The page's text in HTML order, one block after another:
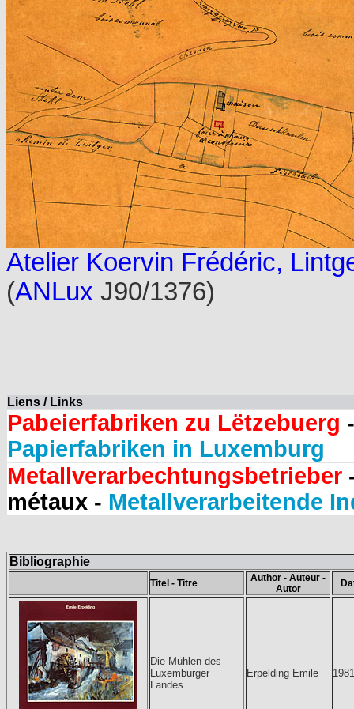
Atelier Koervin Frédéric,
(ANLux J90/1376)
Liens / Links
Pabeierfabriken zu Lëtzebuerg
Papierfabriken in Luxemburg
Metallverarbechtungsbetrieber
métaux - Metallverarbeitende
Bibliographie
Titel - Titre
Author - Auteur -
Autor
Die Mühlen des
Luxemburger
Landes
Erpelding Emile 1981